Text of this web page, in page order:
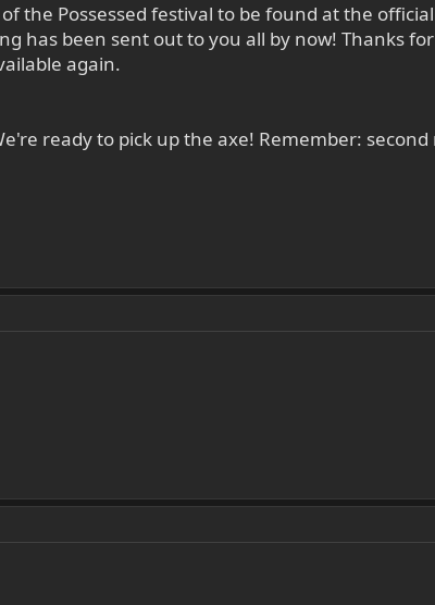
the Possessed festival to be found at the
has been sent out to you all by now! Thanks
again.
ready to pick up the axe! Remember: second